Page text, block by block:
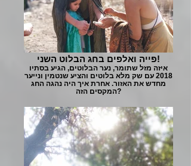
פייה ואלפים בחג הבלוט השני!
איזה מזל שתומר, נער הבלוטים, הגיע בסתיו
2018 עם שק מלא בלוטים והציע שנטמין ונייער
מחדש את האזור. אחרת איך היה נהגה החג
המקסים הזה?